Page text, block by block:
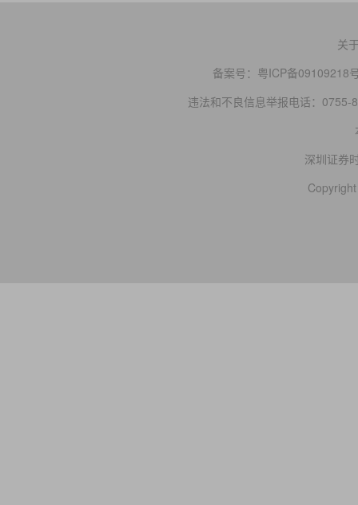
关
备案号： 粤ICP备09109218
违法和不良信息举报电话：0755-
深圳证券